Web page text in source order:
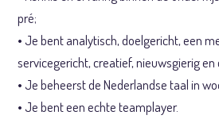
pré;
• Je bent analytisch, doelgericht, een
servicegericht, creatief, nieuwsgierig
• Je beheerst de Nederlandse taal in
• Je bent een echte teamplayer.